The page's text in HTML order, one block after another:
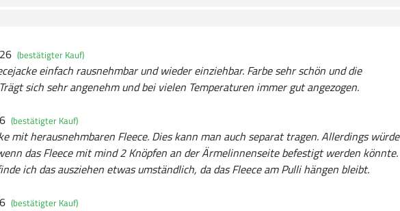
(bestätigter Kauf)
einfach rausnehmbar und wieder einziehbar. Farbe sehr schön und die
sich sehr angenehm und bei vielen Temperaturen immer gut angezogen.
(bestätigter Kauf)
mit herausnehmbaren Fleece. Dies kann man auch separat tragen. Allerdings würde
das Fleece mit mind 2 Knöpfen an der Ärmelinnenseite befestigt werden könnte.
ich das ausziehen etwas umständlich, da das Fleece am Pulli hängen bleibt.
(bestätigter Kauf)